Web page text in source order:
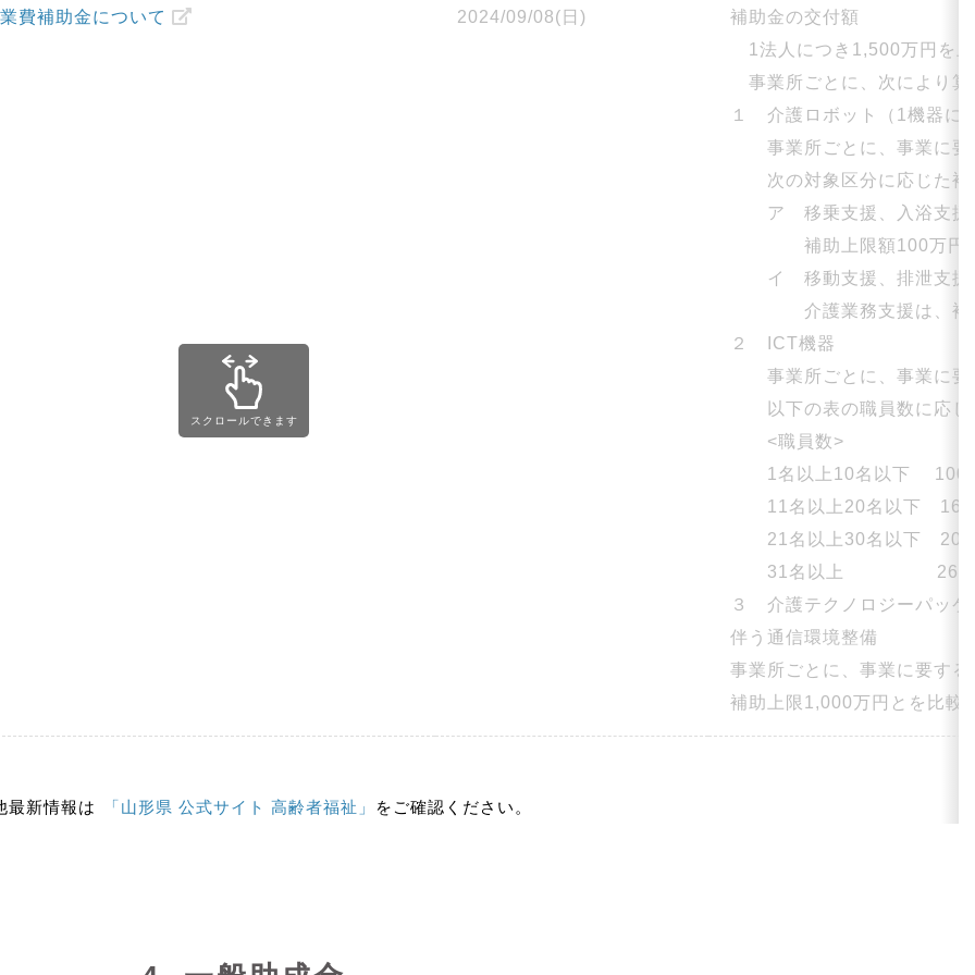
費補助金について 2024/09/08(日)
補助金の交付額
1法人につき1,500万円を
事業所ごとに、次により算
１ 介護ロボット（1機器に
事業所ごとに、事業に要
次の対象区分に応じた補
ア 移乗支援、入浴支援
補助上限額100万円
イ 移動支援、排泄支援、
介護業務支援は、補助
２ ICT機器
事業所ごとに、事業に要
以下の表の職員数に応じ
<職員数>
1名以上10名以下 100
11名以上20名以下 160
21名以上30名以下 200
31名以上 260
３ 介護テクノロジーパッケ
伴う通信環境整備
事業所ごとに、事業に要す
補助上限1,000万円とを比較
最新情報は 「山形県 公式サイト 高齢者福祉」 をご確認ください。
スクロールできます